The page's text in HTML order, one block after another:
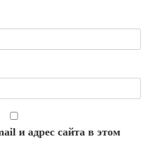
и адрес сайта в этом